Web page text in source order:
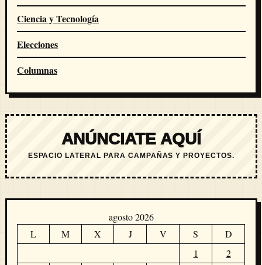
Ciencia y Tecnología
Elecciones
Columnas
ANÚNCIATE AQUÍ
ESPACIO LATERAL PARA CAMPAÑAS Y PROYECTOS.
agosto 2026
L
M X J V S
D
1
2